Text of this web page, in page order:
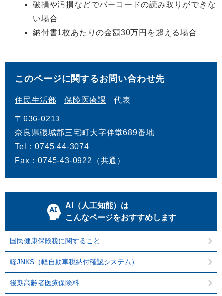
破損や汚損などでバーコードの読み取りができな
い場合
納付書1枚あたりの金額30万円を超える場合
このページに関するお問い合わせ先
住民生活部 保険医療課 代表
〒636-0213
奈良県磯城郡三宅町大字伴堂689番地
Tel：0745-44-3074
Fax：0745-43-0922（共通）
AI（人工知能）は
こんなページをおすすめします
国民健康保険税に関すること
軽JNKS（軽自動車税納付確認システム）
後期高齢者医療保険料